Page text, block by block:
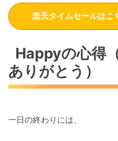
楽天タイムセールはこ
Happyの心得
ありがとう）
一日の終わりには、